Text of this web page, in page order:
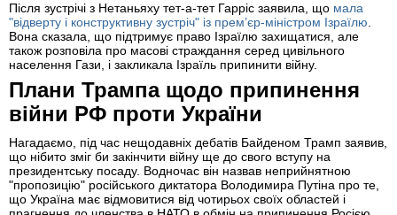
Після зустрічі з Нетаньяху тет-а-тет Гарріс заявила, що мала
"відверту і конструктивну зустріч" із прем’єр-міністром Ізраїлю
Вона сказала, що підтримує право Ізраїлю захищатися, але
також розповіла про масові страждання серед цивільного
населення Гази, і закликала Ізраїль припинити війну.
Плани Трампа щодо припинення
війни РФ проти України
Нагадаємо, під час нещодавніх дебатів Байденом Трамп заявив,
що нібито зміг би закінчити війну ще до свого вступу на
президентську посаду. Водночас він назвав неприйнятною
"пропозицію" російського диктатора Володимира Путіна про те,
що Україна має відмовитися від чотирьох своїх областей і